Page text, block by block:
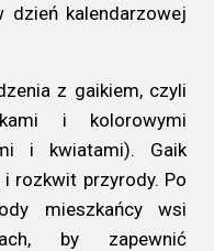
kalendarzowej
z gaikiem, czyli
i kolorowymi
i kwiatami). Gaik
rozkwit przyrody. Po
mieszkańcy wsi
by zapewnić